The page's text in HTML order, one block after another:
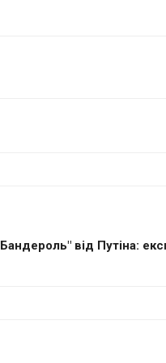
від Путіна: